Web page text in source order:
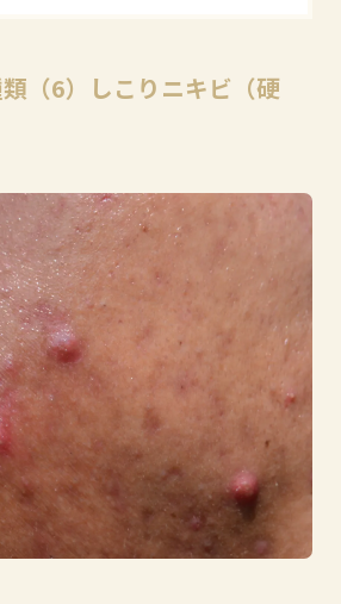
（6）しこりニキビ（硬